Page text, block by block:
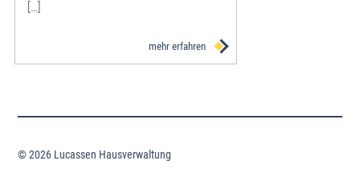
[…]
mehr erfahren
© 2026 Lucassen Hausverwaltung